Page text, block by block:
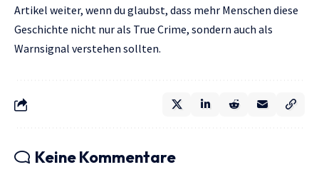
Artikel weiter, wenn du glaubst, dass mehr Menschen diese
Geschichte nicht nur als True Crime, sondern auch als
Warnsignal verstehen sollten.
Keine Kommentare